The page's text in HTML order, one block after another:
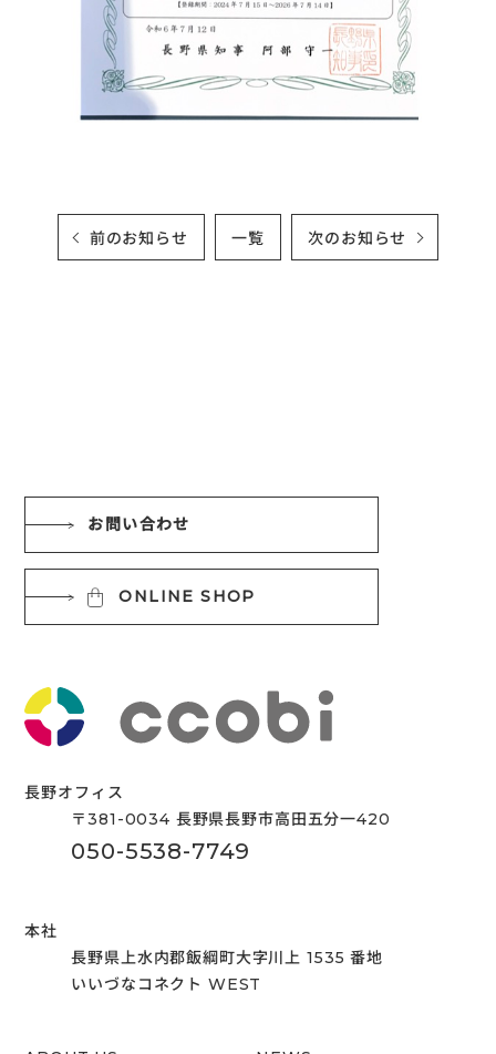
前のお知らせ 一覧 次のお知らせ
お問い合わせ
ONLINE SHOP
長野オフィス
〒381-0034 長野県長野市高田五分一420
050-5538-7749
本社
長野県上水内郡飯綱町大字川上 1535 番地
いいづなコネクト WEST